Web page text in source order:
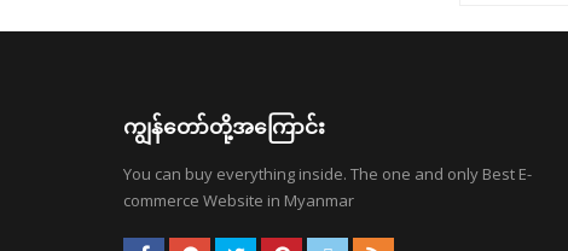
ကျွန်တော်တို့အကြောင်း
You can buy everything inside. The one and only Best E-
commerce Website in Myanmar